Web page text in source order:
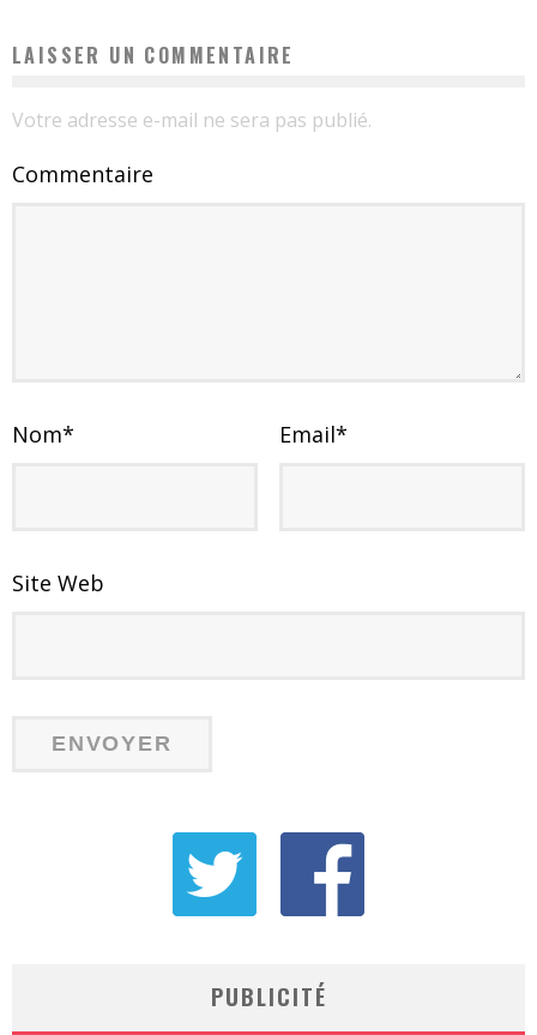
LAISSER UN COMMENTAIRE
Votre adresse e-mail ne sera pas publié.
Commentaire
Nom* Email*
Site Web
PUBLICITÉ